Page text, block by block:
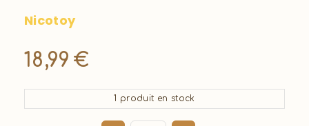
Nicotoy
18,99 €
1 produit en stock